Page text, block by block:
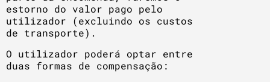
estorno do valor pago pelo
utilizador (excluindo os custos
de transporte).
O utilizador poderá optar entre
duas formas de compensação: